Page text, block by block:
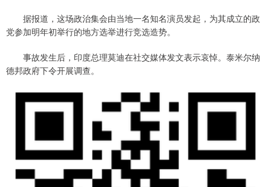
据报道，这场政治集会由当地一名知名演员发起，为其成立的政
党参加明年初举行的地方选举进行竞选造势。
事故发生后，印度总理莫迪在社交媒体发文表示哀悼。泰米尔纳
德邦政府下令开展调查。